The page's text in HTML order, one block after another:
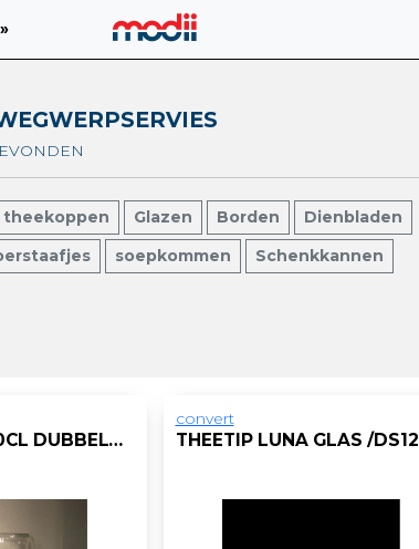
Glazen Borden
Dienbladen
soepkommen Schenkkannen
KOFFIEGLAS 20CL DUBBELWANDIG /DS6
convert
THEETIP LUNA GLAS /DS12